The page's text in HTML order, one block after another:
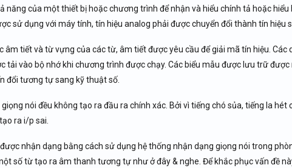
năng của một thiết bị hoặc chương trình để nhận và hiểu chính tả hoặc hiểu
sử dụng với máy tính, tín hiệu analog phải được chuyển đổi thành tín hiệu
âm tiết và từ vựng của các từ, âm tiết được yêu cầu để giải mã tín hiệu. Các
tải vào bộ nhớ khi chương trình được chạy. Các biểu mẫu được lưu trữ được
đổi tương tự sang kỹ thuật số.
nói đều không tạo ra đầu ra chính xác. Bởi vì tiếng chó sủa, tiếng la hét
ra i/p sai.
nhận dạng bằng cách sử dụng hệ thống nhận dạng giọng nói trong
số từ tạo ra âm thanh tương tự như ở đây & nghe. Để khắc phục vấn đề